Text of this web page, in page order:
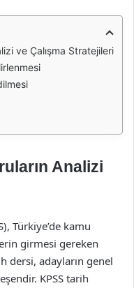
ve Çalışma Stratejileri
Analizi
Türkiye’de kamu
girmesi gereken
dersi, adayların genel
KPSS tarih